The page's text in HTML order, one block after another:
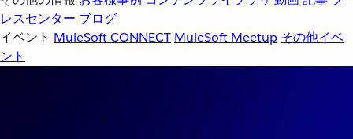
レスセンター ブログ
イベント MuleSoft CONNECT MuleSoft Meetup その他イベ
ント